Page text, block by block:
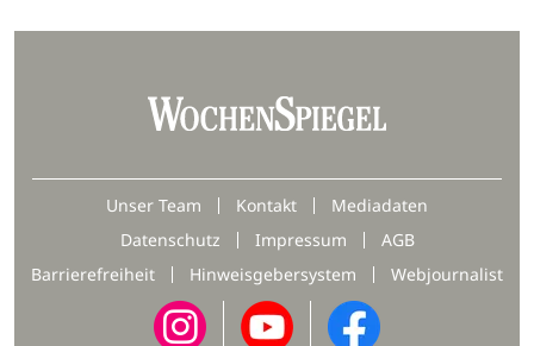
Unser Team Kontakt
Mediadaten
Datenschutz
Impressum
AGB
Barrierefreiheit
Hinweisgebersystem Webjournalist